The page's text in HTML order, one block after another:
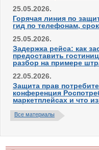
25.05.2026.
Горячая линия по
гид по телефонам,
25.05.2026.
Задержка рейса: как
предоставить
разбор на примере
22.05.2026.
Защита прав
конференция
маркетплейсах и что
Все материалы